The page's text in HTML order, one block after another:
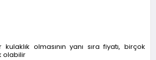
olmasının yanı sıra fiyatı, birçok
olabilir